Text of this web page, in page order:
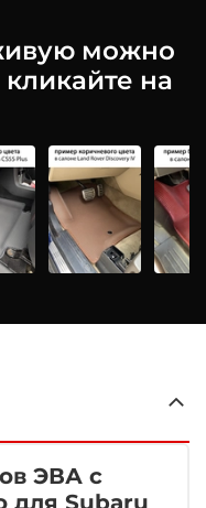
можно
на
ЭВА с
для Subaru